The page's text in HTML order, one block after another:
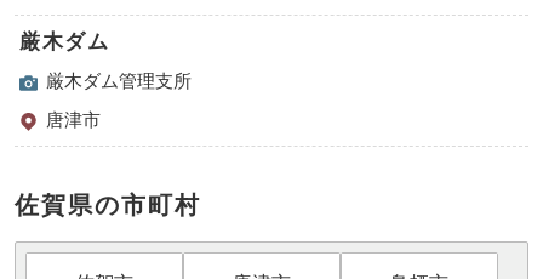
厳木ダム
厳木ダム管理支所
唐津市
佐賀県の市町村